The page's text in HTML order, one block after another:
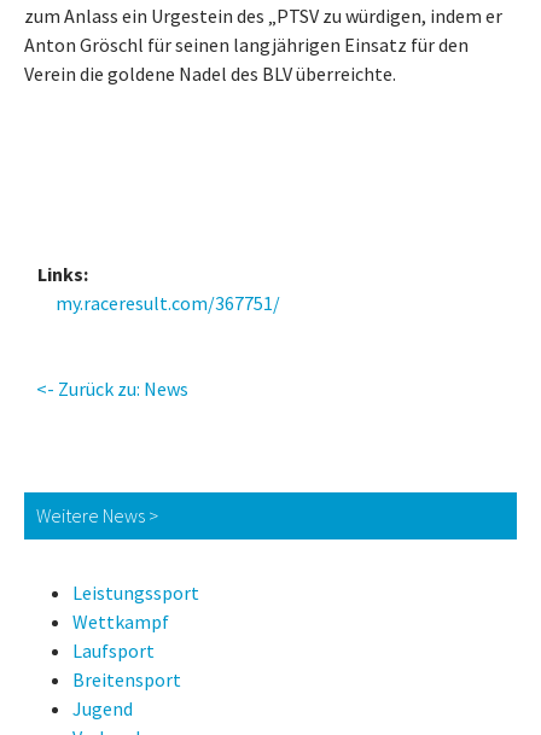
zum Anlass ein Urgestein des „PTSV zu würdigen, indem er
Anton Gröschl für seinen langjährigen Einsatz für den
Verein die goldene Nadel des BLV überreichte.
Links:
my.raceresult.com/367751/
<- Zurück zu: News
Weitere News >
Leistungssport
Wettkampf
Laufsport
Breitensport
Jugend